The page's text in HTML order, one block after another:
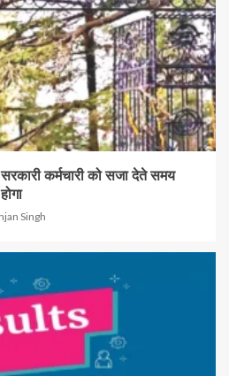
कर्मचारी को सजा देते समय
Singh